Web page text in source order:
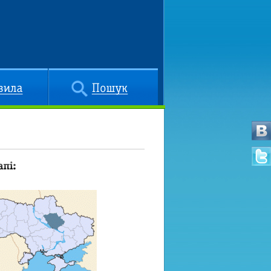
Пошук